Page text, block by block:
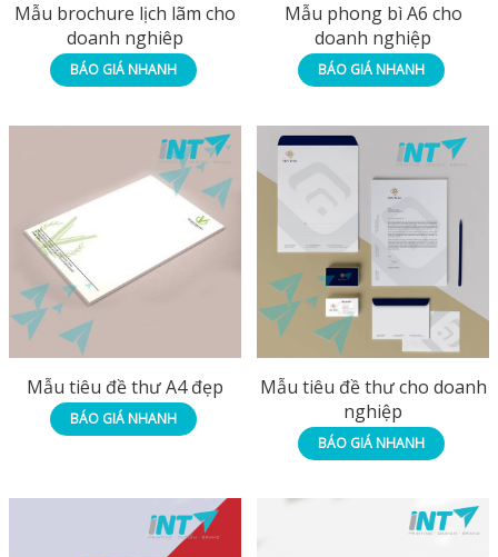
Mẫu brochure lịch lãm cho
doanh nghiêp
BÁO GIÁ NHANH
Mẫu phong bì A6 cho
doanh nghiệp
BÁO GIÁ NHANH
Mẫu tiêu đề thư A4 đẹp
BÁO GIÁ NHANH
Mẫu tiêu đề thư cho doanh
nghiệp
BÁO GIÁ NHANH